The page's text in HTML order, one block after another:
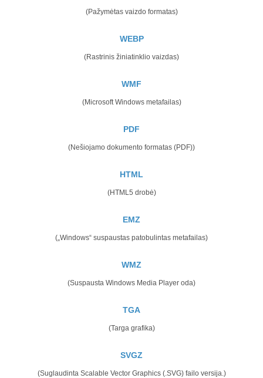
(Pažymėtas vaizdo formatas)
WEBP
(Rastrinis žiniatinklio vaizdas)
WMF
(Microsoft Windows metafailas)
PDF
(Nešiojamo dokumento formatas (PDF))
HTML
(HTML5 drobė)
EMZ
(„Windows“ suspaustas patobulintas metafailas)
WMZ
(Suspausta Windows Media Player oda)
TGA
(Targa grafika)
SVGZ
(Suglaudinta Scalable Vector Graphics (.SVG) failo versija.)